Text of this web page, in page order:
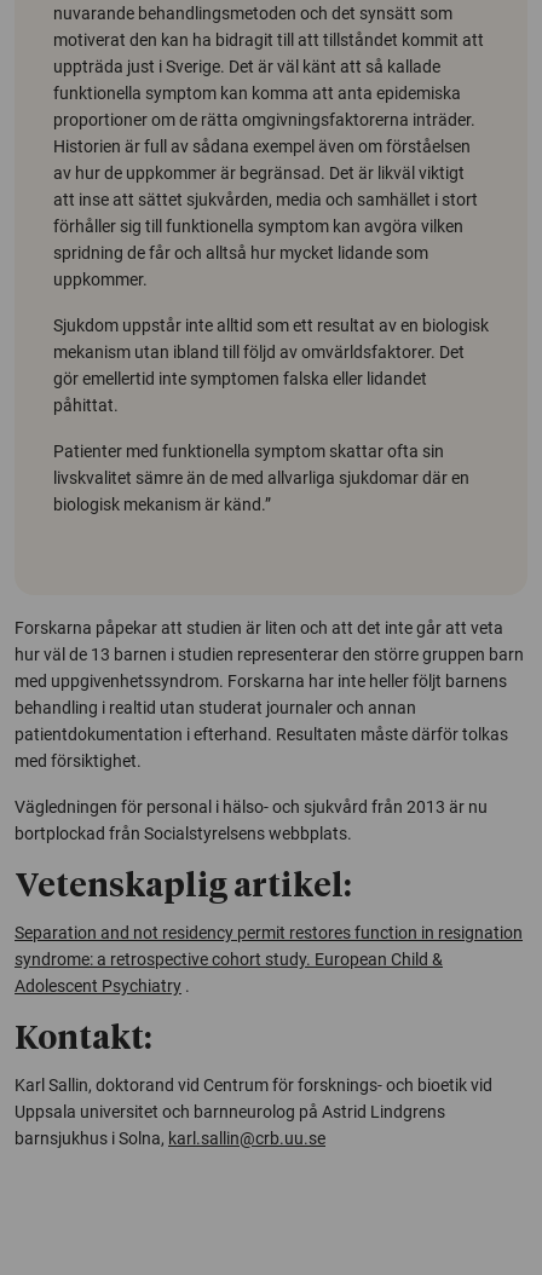
nuvarande behandlingsmetoden och det synsätt som
motiverat den kan ha bidragit till att tillståndet kommit att
uppträda just i Sverige. Det är väl känt att så kallade
funktionella symptom kan komma att anta epidemiska
proportioner om de rätta omgivningsfaktorerna inträder.
Historien är full av sådana exempel även om förståelsen
av hur de uppkommer är begränsad. Det är likväl viktigt
att inse att sättet sjukvården, media och samhället i stort
förhåller sig till funktionella symptom kan avgöra vilken
spridning de får och alltså hur mycket lidande som
uppkommer.
Sjukdom uppstår inte alltid som ett resultat av en biologisk
mekanism utan ibland till följd av omvärldsfaktorer. Det
gör emellertid inte symptomen falska eller lidandet
påhittat.
Patienter med funktionella symptom skattar ofta sin
livskvalitet sämre än de med allvarliga sjukdomar där en
biologisk mekanism är känd.”
Forskarna påpekar att studien är liten och att det inte går att veta
hur väl de 13 barnen i studien representerar den större gruppen barn
med uppgivenhetssyndrom. Forskarna har inte heller följt barnens
behandling i realtid utan studerat journaler och annan
patientdokumentation i efterhand. Resultaten måste därför tolkas
med försiktighet.
Vägledningen för personal i hälso- och sjukvård från 2013 är nu
bortplockad från Socialstyrelsens webbplats.
Vetenskaplig artikel:
Separation and not residency permit restores function in resignation
syndrome: a retrospective cohort study. European Child &
Adolescent Psychiatry .
Kontakt:
Karl Sallin, doktorand vid Centrum för forsknings- och bioetik vid
Uppsala universitet och barnneurolog på Astrid Lindgrens
barnsjukhus i Solna, karl.sallin@crb.uu.se